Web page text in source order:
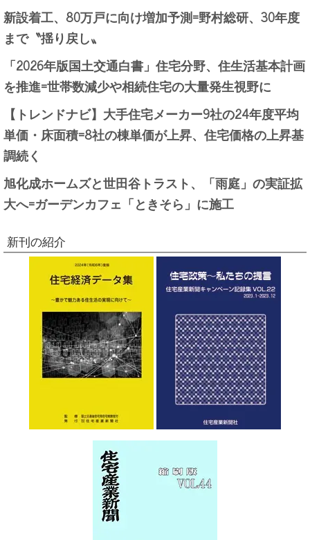
新設着工、80万戸に向け増加予測=野村総研、30年度
まで〝揺り戻し〟
「2026年版国土交通白書」住宅分野、住生活基本計画
を推進=世帯数減少や相続住宅の大量発生視野に
【トレンドナビ】大手住宅メーカー9社の24年度平均
単価・床面積=8社の棟単価が上昇、住宅価格の上昇基
調続く
旭化成ホームズと世田谷トラスト、「雨庭」の実証拡
大へ=ガーデンカフェ「ときそら」に施工
新刊の紹介